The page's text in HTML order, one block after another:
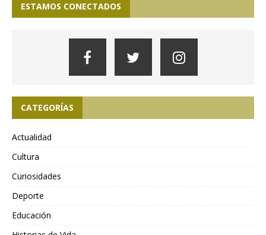
ESTAMOS CONECTADOS
CATEGORÍAS
Actualidad
Cultura
Curiosidades
Deporte
Educación